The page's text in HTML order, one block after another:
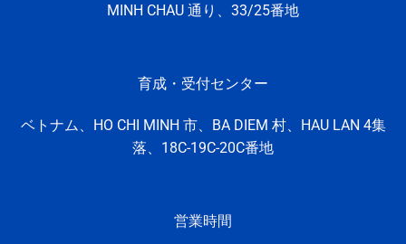
MINH CHAU 通り、33/25番地
育成・受付センター
ベトナム、HO CHI MINH 市、 BA DIEM 村、 HAU LAN 4集
落、 18C-19C-20C番地
営業時間